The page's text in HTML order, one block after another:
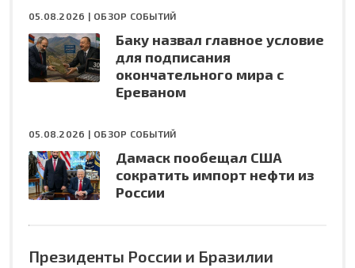
05.08.2026 | ОБЗОР СОБЫТИЙ
Баку назвал главное условие
для подписания
окончательного мира с
Ереваном
05.08.2026 | ОБЗОР СОБЫТИЙ
Дамаск пообещал США
сократить импорт нефти из
России
Президенты России и Бразилии